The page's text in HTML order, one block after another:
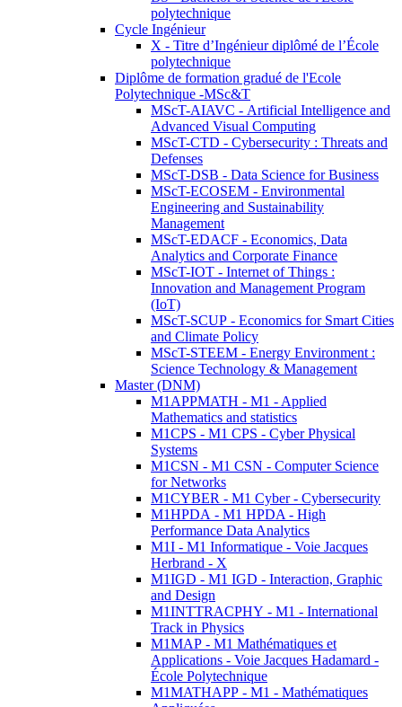
polytechnique
Cycle Ingénieur
X - Titre d’Ingénieur diplômé de l’École
polytechnique
Diplôme de formation gradué de l'Ecole
Polytechnique -MSc&T
MScT-AIAVC - Artificial Intelligence and
Advanced Visual Computing
MScT-CTD - Cybersecurity : Threats and
Defenses
MScT-DSB - Data Science for Business
MScT-ECOSEM - Environmental
Engineering and Sustainability
Management
MScT-EDACF - Economics, Data
Analytics and Corporate Finance
MScT-IOT - Internet of Things :
Innovation and Management Program
(IoT)
MScT-SCUP - Economics for Smart Cities
and Climate Policy
MScT-STEEM - Energy Environment :
Science Technology & Management
Master (DNM)
M1APPMATH - M1 - Applied
Mathematics and statistics
M1CPS - M1 CPS - Cyber Physical
Systems
M1CSN - M1 CSN - Computer Science
for Networks
M1CYBER - M1 Cyber - Cybersecurity
M1HPDA - M1 HPDA - High
Performance Data Analytics
M1I - M1 Informatique - Voie Jacques
Herbrand - X
M1IGD - M1 IGD - Interaction, Graphic
and Design
M1INTTRACPHY - M1 - International
Track in Physics
M1MAP - M1 Mathématiques et
Applications - Voie Jacques Hadamard -
École Polytechnique
M1MATHAPP - M1 - Mathématiques